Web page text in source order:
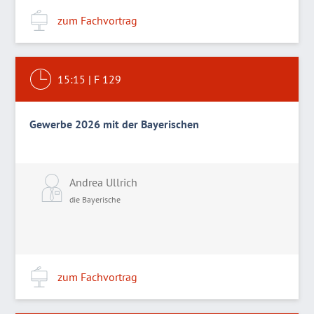
zum Fachvortrag
15:15 | F 129
Gewerbe 2026 mit der Bayerischen
Andrea Ullrich
die Bayerische
zum Fachvortrag